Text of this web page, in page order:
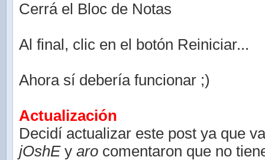
Cerrá el Bloc de Notas
Al final, clic en el botón Reiniciar...
Ahora sí debería funcionar ;)
Actualización
Decidí actualizar este post ya que
jOshEy aro comentaron que no